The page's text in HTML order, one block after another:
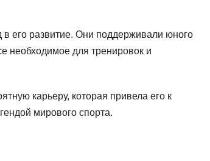
его развитие. Они поддерживали юного
необходимое для тренировок и
карьеру, которая привела его к
мирового спорта.